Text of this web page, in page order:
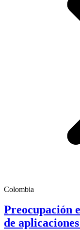
Colombia
Preocupación
de